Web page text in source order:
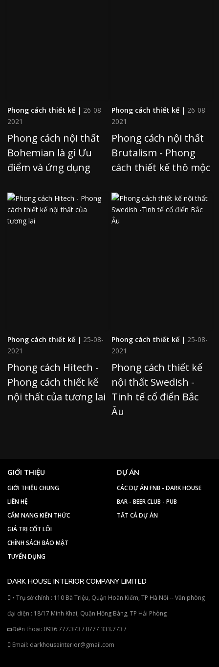
Phong cách thiết kế | 26-08-
2021
Phong cách nội thất
Bohemian là gì Ưu
điểm và ứng dụng
Phong cách thiết kế | 26-08-
2021
Phong cách nội thất
Brutalism - Phong
cách thiết kế thô mộc
Phong cách thiết kế | 25-08-
2021
Phong cách Hitech -
Phong cách thiết kế
nội thất của tương lai
Phong cách thiết kế | 25-08-
2021
Phong cách thiết kế
nội thất Swedish -
Tinh tế cổ điển Bắc
Âu
GIỚI THIỆU
GIỚI THIỆU CHUNG
LIÊN HỆ
CẨM NANG KIẾN THỨC
GIÁ TRỊ CỐT LÕI
CHÍNH SÁCH BẢO MẬT
TUYỂN DỤNG
DỰ ÁN
CÁC DỰ ÁN FNB - DARK HOUSE
BAR - BEER CLUB - PUB
TẤT CẢ DỰ ÁN
DARK HOUSE INTERIOR COMPANY LIMITED
• Trụ sở chính : 110 Bà Triệu, Quận Hoàn Kiếm, TP Hà Nội -- Văn phòng
đại diện : 18/17 Minh Khai, Quận Hồng Bàng, TP Hải Phòng
Điện thoại: 0936.777.373 / 0777.333.773 /
Email: darkhouseinterior@gmail.com